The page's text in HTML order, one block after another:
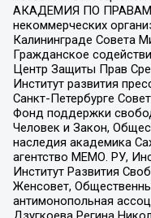
АКАДЕМИЯ ПО ПРАВАМ
некоммерческих
Калининграде Совета
Гражданское
Центр Защиты Прав
Институт развития
Санкт-Петербурге
Фонд поддержки
Человек и Закон,
наследия академика
агентство МЕМО. РУ,
Институт Развития
Женсовет,
антимонопольная